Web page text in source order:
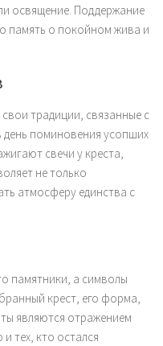
освящение. Поддержание
память о покойном жива и
традиции, связанные с
поминовения усопших
свечи у креста,
не только
атмосферу единства с
памятники, а символы
крест, его форма,
являются отражением
тех, кто остался